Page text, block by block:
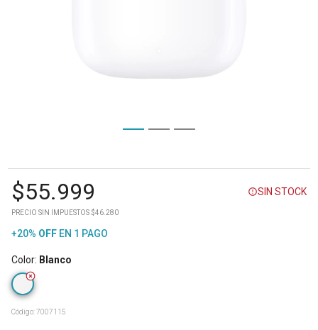
$55.999 SIN STOCK
PRECIO SIN IMPUESTOS $46.280
+20% OFF EN 1 PAGO
Color: Blanco
Código:7007115